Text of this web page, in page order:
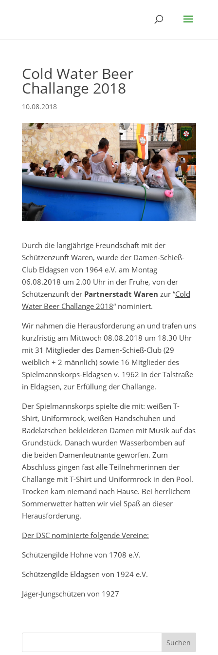
Cold Water Beer
Challange 2018
10.08.2018
Durch die langjährige Freundschaft mit der
Schützenzunft Waren, wurde der Damen-Schieß-
Club Eldagsen von 1964 e.V. am Montag
06.08.2018 um 2.00 Uhr in der Frühe, von der
Schützenzunft der Partnerstadt Waren zur “Cold
Water Beer Challange 2018“ nominiert.
Wir nahmen die Herausforderung an und trafen uns
kurzfristig am Mittwoch 08.08.2018 um 18.30 Uhr
mit 31 Mitglieder des Damen-Schieß-Club (29
weiblich + 2 männlich) sowie 16 Mitglieder des
Spielmannskorps-Eldagsen v. 1962 in der Talstraße
in Eldagsen, zur Erfüllung der Challange.
Der Spielmannskorps spielte die mit: weißen T-
Shirt, Uniformrock, weißen Handschuhen und
Badelatschen bekleideten Damen mit Musik auf das
Grundstück. Danach wurden Wasserbomben auf
die beiden Damenleutnante geworfen. Zum
Abschluss gingen fast alle Teilnehmerinnen der
Challange mit T-Shirt und Uniformrock in den Pool.
Trocken kam niemand nach Hause. Bei herrlichem
Sommerwetter hatten wir viel Spaß an dieser
Herausforderung.
Der DSC nominierte folgende Vereine:
Schützengilde Hohne von 1708 e.V.
Schützengilde Eldagsen von 1924 e.V.
Jäger-Jungschützen von 1927